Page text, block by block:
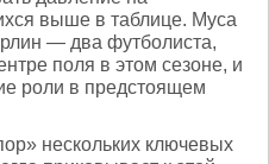
выше в таблице. Муса
— два футболиста,
поля в этом сезоне, и
роли в предстоящем
нескольких ключевых